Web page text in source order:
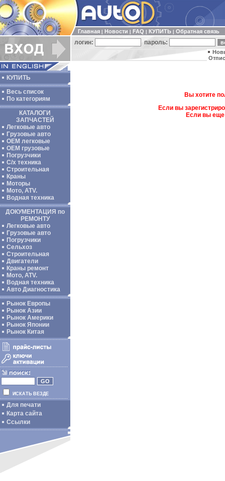
Главная Новости FAQ КУПИТЬ Обратная связь
логин: пароль:
КУПИТЬ
Весь список
По категориям
КАТАЛОГИ
ЗАПЧАСТЕЙ
Легковые авто
Грузовые авто
ОЕМ легковые
OEM грузовые
Погрузчики
С/х техника
Строительная
Краны
Моторы
Мото, ATV.
Водная техника
ДОКУМЕНТАЦИЯ по
РЕМОНТУ
Легковые авто
Грузовые авто
Погрузчики
Сельхоз
Строительная
Двигатели
Краны ремонт
Мото, ATV.
Водная техника
Авто Диагностика
Рынок Европы
Рынок Азии
Рынок Америки
Рынок Японии
Рынок Китая
ИСКАТЬ ВЕЗДЕ
Для печати
Карта сайта
Ссылки
Вы хотите
Если вы
Если вы еще